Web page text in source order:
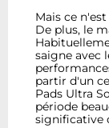
Mais ce
De plus, le
saigne avec
partir d'un
Pads Ultra
période
significative